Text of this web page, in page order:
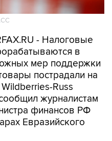
- Налоговые
в
мер поддержки
пострадали на
Russ
журналистам
финансов РФ
Евразийского